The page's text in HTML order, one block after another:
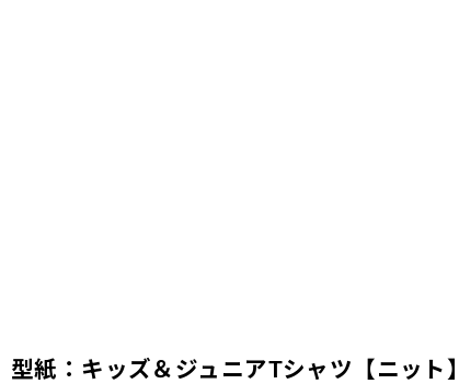
型紙：キッズ＆ジュニアTシャツ【ニット】